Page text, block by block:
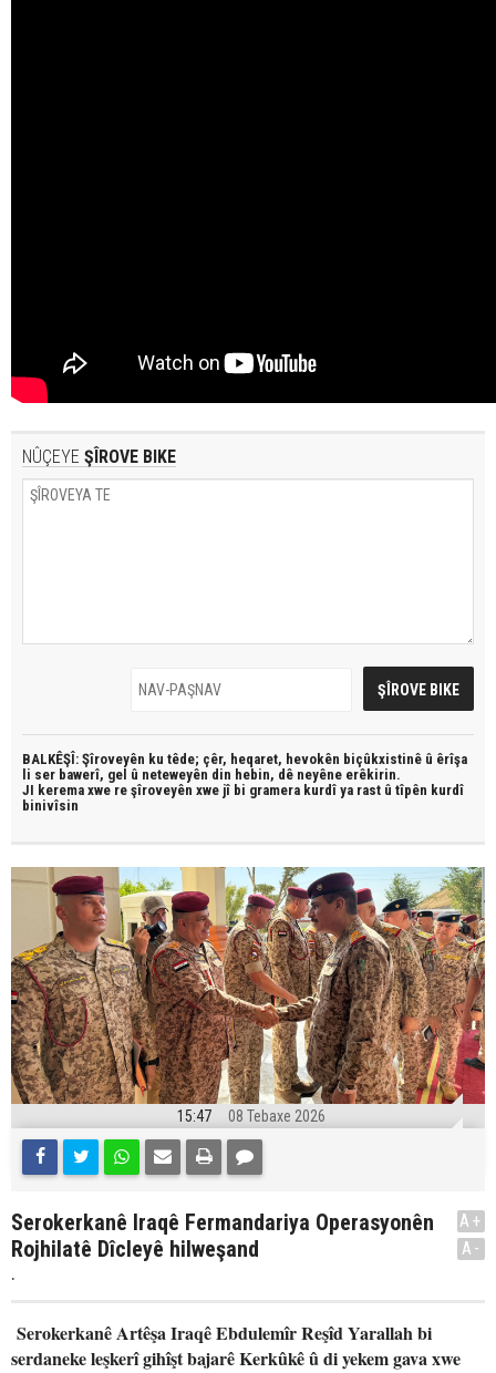
NÛÇEYE ŞÎROVE BIKE
BALKÊŞÎ: Şîroveyên ku têde; çêr, heqaret, hevokên biçûkxistinê û êrîşa
li ser bawerî, gel û neteweyên din hebin, dê neyêne erêkirin.
JI kerema xwe re şîroveyên xwe jî bi gramera kurdî ya rast û tîpên kurdî
binivîsin
15:47 08 Tebaxe 2026
Serokerkanê Iraqê Fermandariya Operasyonên
Rojhilatê Dîcleyê hilweşand
.
A+
A-
Serokerkanê Artêşa Iraqê Ebdulemîr Reşîd Yarallah bi
serdaneke leşkerî gihîşt bajarê Kerkûkê û di yekem gava xwe